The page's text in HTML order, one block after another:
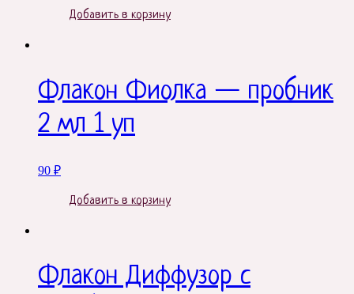
Добавить в корзину
Флакон Фиолка — пробник
2 мл 1 уп
90 ₽
Добавить в корзину
Флакон Диффузор с